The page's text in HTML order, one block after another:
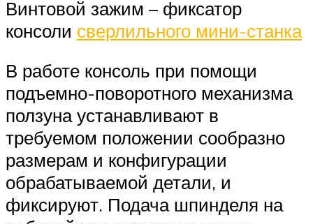
Винтовой зажим – фиксатор
консоли сверлильного мини-станка
В работе консоль при помощи
подъемно-поворотного механизма
ползуна устанавливают в
требуемом положении сообразно
размерам и конфигурации
обрабатываемой детали, и
фиксируют. Подача шпинделя на